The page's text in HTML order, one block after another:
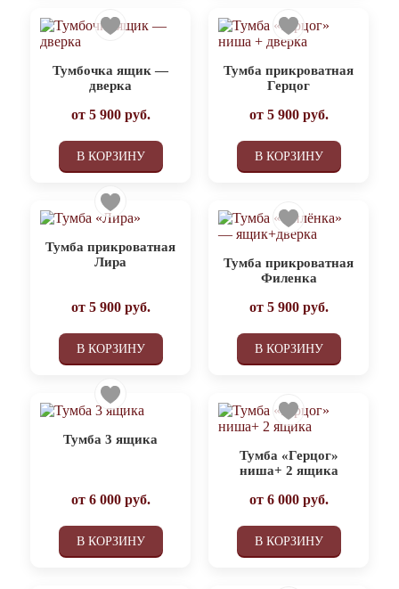
Тумбочка ящик —
дверка
от 5 900руб.
В КОРЗИНУ
Тумба прикроватная
Герцог
от 5 900руб.
В КОРЗИНУ
Тумба прикроватная
Лира
от 5 900руб.
В КОРЗИНУ
Тумба прикроватная
Филенка
от 5 900руб.
В КОРЗИНУ
Тумба 3 ящика
от 6 000руб.
В КОРЗИНУ
Тумба «Герцог»
ниша+ 2 ящика
от 6 000руб.
В КОРЗИНУ